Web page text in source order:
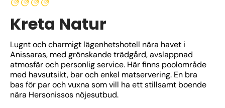
Kreta Natur
Lugnt och charmigt lägenhetshotell nära havet i
Anissaras, med grönskande trädgård, avslappnad
atmosfär och personlig service. Här finns poolområde
med havsutsikt, bar och enkel matservering. En bra
bas för par och vuxna som vill ha ett stillsamt boende
nära Hersonissos nöjesutbud.